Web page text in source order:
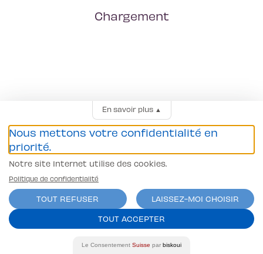
Chargement
En savoir plus▲
Nous mettons votre confidentialité en
priorité.
Notre site Internet utilise des cookies.
Politique de confidentialité
TOUT REFUSER
LAISSEZ-MOI CHOISIR
TOUT ACCEPTER
Le Consentement Suisse par biskoui